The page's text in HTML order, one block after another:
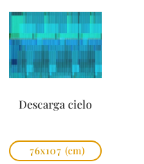
Descarga cielo
76x107 (cm)